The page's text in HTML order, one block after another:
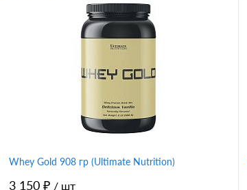
шоколад ваниль клубника
мокачино сочная дыня
Whey Gold 908 гр (Ultimate Nutrition)
3 150 ₽ / шт